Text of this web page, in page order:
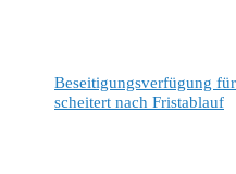
Beseitigungsverfügung
scheitert nach Fristablauf